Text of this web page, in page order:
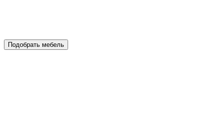
Подобрать мебель